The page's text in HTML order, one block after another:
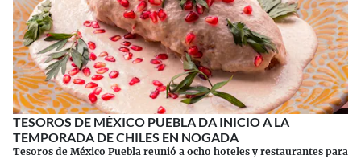
TESOROS DE MÉXICO PUEBLA DA INICIO A LA
TEMPORADA DE CHILES EN NOGADA
Tesoros de México Puebla reunió a ocho hoteles y restaurantes para